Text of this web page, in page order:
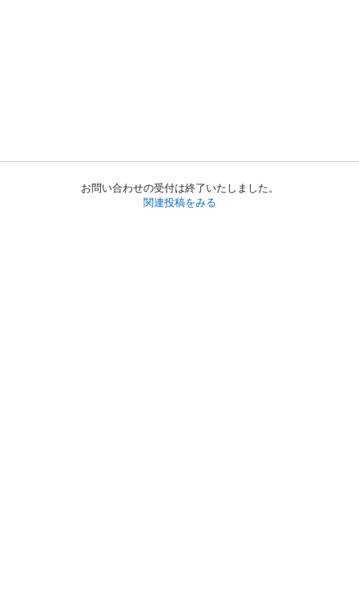
お問い合わせの受付は終了いたしました。
関連投稿をみる